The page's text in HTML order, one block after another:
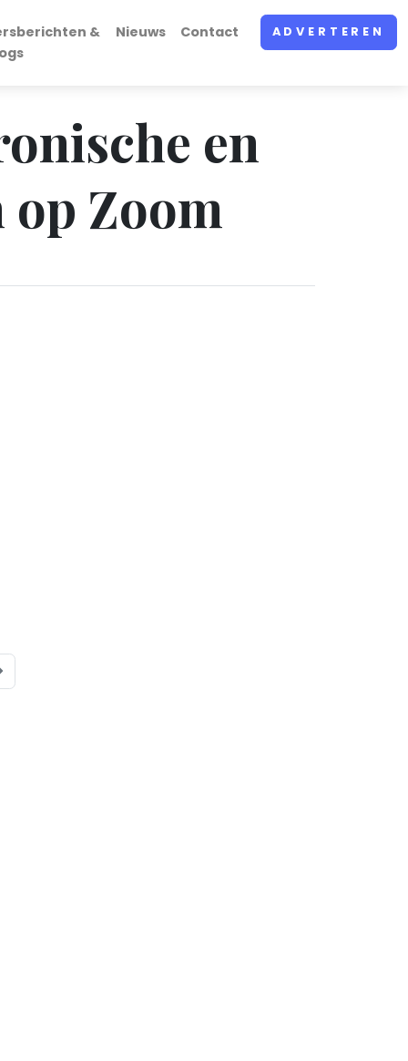
&
Nieuws Contact ADVERTEREN
en
Zoom